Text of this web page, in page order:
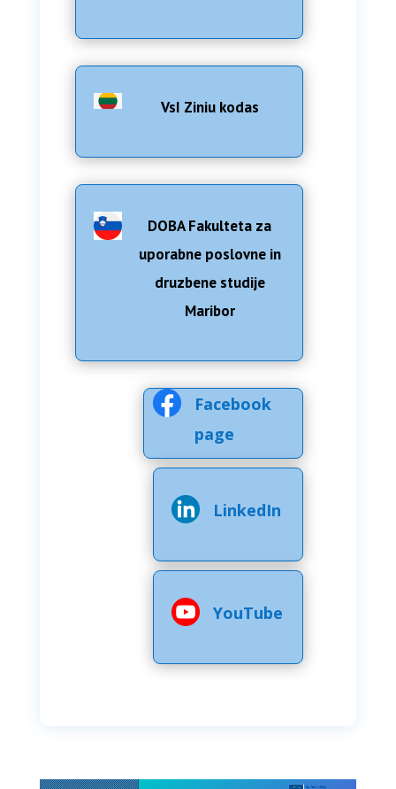
VsI Ziniu kodas
DOBA Fakulteta za
uporabne poslovne in
druzbene studije
Maribor
Facebook
page
LinkedIn
YouTube